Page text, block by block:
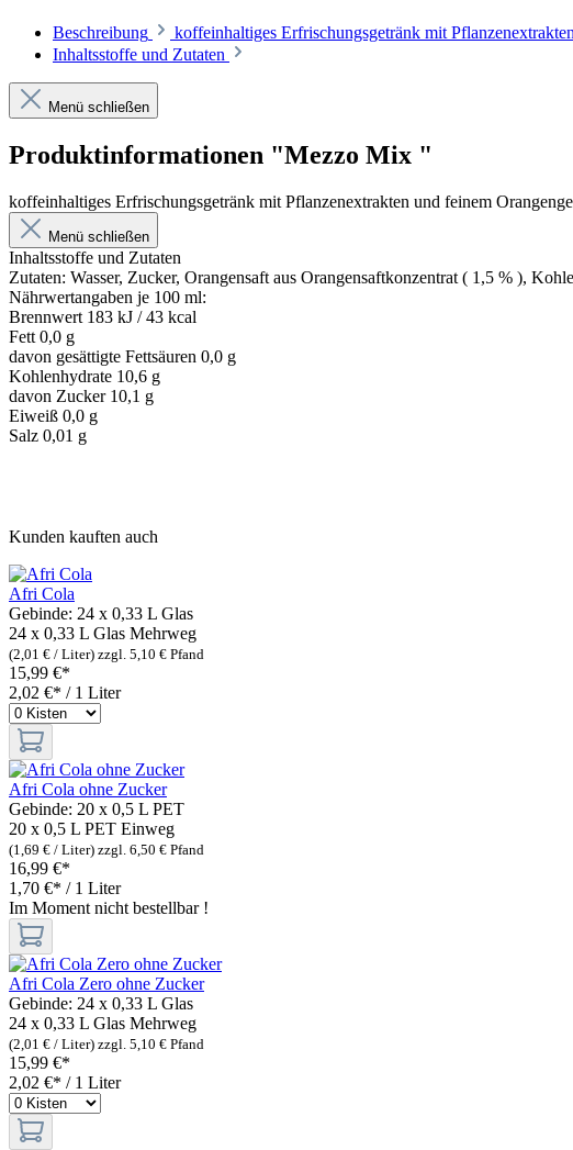
Beschreibung
koffeinhaltiges Erfrischungsgetränk mit
Inhaltsstoffe und Zutaten
Menü schließen
Produktinformationen "Mezzo Mix "
koffeinhaltiges Erfrischungsgetränk mit Pflanzenextrakten und feinem
Menü schließen
Inhaltsstoffe und Zutaten
Zutaten: Wasser, Zucker, Orangensaft aus Orangensaftkonzentrat ( 1,5 % ),
Nährwertangaben je 100 ml:
Brennwert 183 kJ / 43 kcal
Fett 0,0 g
davon gesättigte Fettsäuren 0,0 g
Kohlenhydrate 10,6 g
davon Zucker 10,1 g
Eiweiß 0,0 g
Salz 0,01 g
Kunden kauften auch
Afri Cola
Gebinde: 24 x 0,33 L Glas
24 x 0,33 L Glas Mehrweg
(2,01 € / Liter) zzgl. 5,10 € Pfand
15,99 €*
2,02 €* / 1 Liter
Afri Cola ohne Zucker
Gebinde: 20 x 0,5 L PET
20 x 0,5 L PET Einweg
(1,69 € / Liter) zzgl. 6,50 € Pfand
16,99 €*
1,70 €* / 1 Liter
Im Moment nicht bestellbar !
Afri Cola Zero ohne Zucker
Gebinde: 24 x 0,33 L Glas
24 x 0,33 L Glas Mehrweg
(2,01 € / Liter) zzgl. 5,10 € Pfand
15,99 €*
2,02 €* / 1 Liter